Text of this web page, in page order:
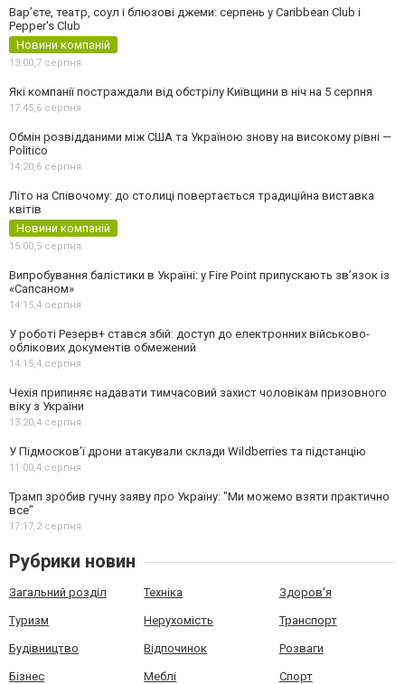
Вар’єте, театр, соул і блюзові джеми: серпень у Caribbean Club і
Pepper's Club
Новини компаній
13:00,7 серпня
Які компанії постраждали від обстрілу Київщини в ніч на 5 серпня
17:45,6 серпня
Обмін розвідданими між США та Україною знову на високому рівні —
Politico
14:20,6 серпня
Літо на Співочому: до столиці повертається традиційна виставка
квітів
Новини компаній
15:00,5 серпня
Випробування балістики в Україні: у Fire Point припускають зв’язок із
«Сапсаном»
14:15,4 серпня
У роботі Резерв+ стався збій: доступ до електронних військово-
облікових документів обмежений
14:15,4 серпня
Чехія припиняє надавати тимчасовий захист чоловікам призовного
віку з України
13:20,4 серпня
У Підмосков’ї дрони атакували склади Wildberries та підстанцію
11:00,4 серпня
Трамп зробив гучну заяву про Україну: "Ми можемо взяти практично
все"
17:17,2 серпня
Рубрики новин
Загальний розділ Техніка Здоров'я
Туризм Нерухомість Транспорт
Будівництво Відпочинок Розваги
Бізнес Меблі Спорт